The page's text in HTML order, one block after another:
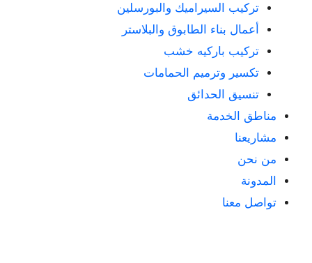
تركيب السيراميك والبورسلين
أعمال بناء الطابوق والبلاستر
تركيب باركيه خشب
تكسير وترميم الحمامات
تنسيق الحدائق
مناطق الخدمة
مشاريعنا
من نحن
المدونة
تواصل معنا